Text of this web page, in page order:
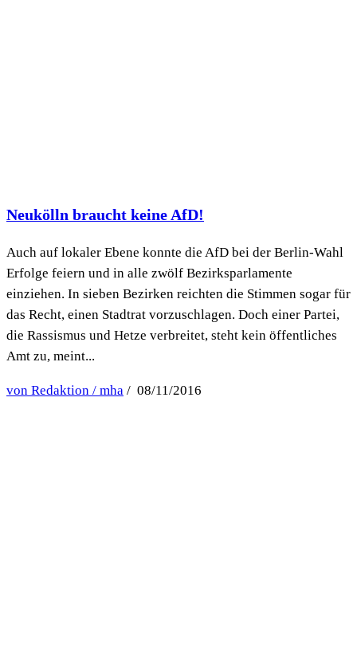
Neukölln braucht keine AfD!
Auch auf lokaler Ebene konnte die AfD bei der Berlin-Wahl
Erfolge feiern und in alle zwölf Bezirksparlamente
einziehen. In sieben Bezirken reichten die Stimmen sogar für
das Recht, einen Stadtrat vorzuschlagen. Doch einer Partei,
die Rassismus und Hetze verbreitet, steht kein öffentliches
Amt zu, meint...
von Redaktion / mha / 08/11/2016